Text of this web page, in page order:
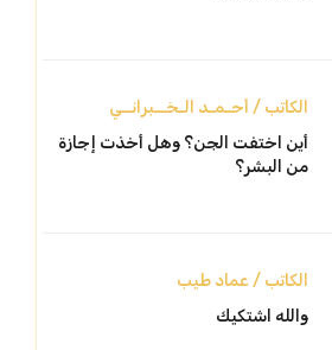
الكاتب / أحـمـد الـخــبرانــي
أين اختفت الجن؟ وهل أخذت إجازة
من البشر؟
الكاتب / عماد طيب
والله اشتكيك